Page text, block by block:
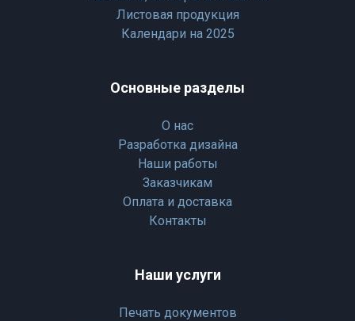
Листовая продукция
Календари на 2025
Основные разделы
О нас
Разработка дизайна
Наши работы
Заказчикам
Оплата и доставка
Контакты
Наши услуги
Печать документов